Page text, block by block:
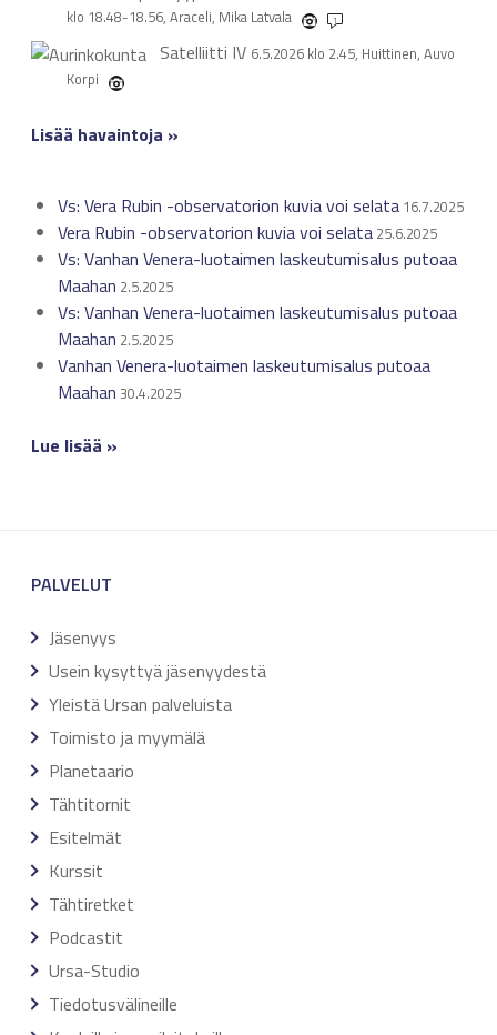
klo 18.48-18.56, Araceli, Mika Latvala 1
Satelliitti IV 6.5.2026 klo 2.45, Huittinen, Auvo
Korpi
Lisää havaintoja »
Vs: Vera Rubin -observatorion kuvia voi selata 16.7.2025
Vera Rubin -observatorion kuvia voi selata 25.6.2025
Vs: Vanhan Venera-luotaimen laskeutumisalus putoaa
Maahan 2.5.2025
Vs: Vanhan Venera-luotaimen laskeutumisalus putoaa
Maahan 2.5.2025
Vanhan Venera-luotaimen laskeutumisalus putoaa
Maahan 30.4.2025
Lue lisää »
PALVELUT
Jäsenyys
Usein kysyttyä jäsenyydestä
Yleistä Ursan palveluista
Toimisto ja myymälä
Planetaario
Tähtitornit
Esitelmät
Kurssit
Tähtiretket
Podcastit
Ursa-Studio
Tiedotusvälineille